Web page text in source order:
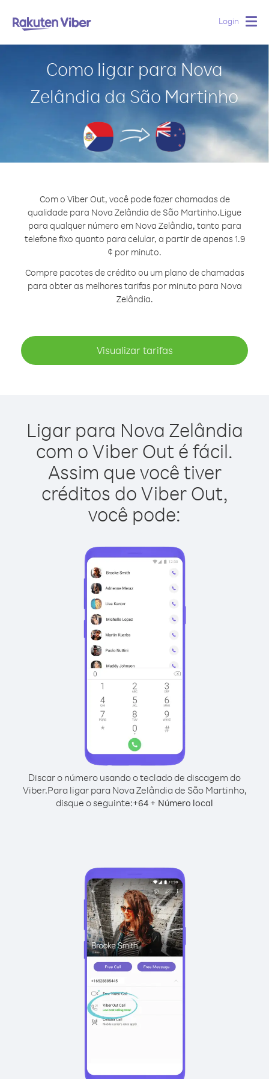
Login
Como ligar para Nova
Zelândia da São Martinho
Com o Viber Out, você pode fazer chamadas de
qualidade para Nova Zelândia de São Martinho.Ligue
para qualquer número em Nova Zelândia, tanto para
telefone fixo quanto para celular, a partir de apenas 1.9
¢ por minuto.
Compre pacotes de crédito ou um plano de chamadas
para obter as melhores tarifas por minuto para Nova
Zelândia.
Visualizar tarifas
Ligar para Nova Zelândia
com o Viber Out é fácil.
Assim que você tiver
créditos do Viber Out,
você pode:
Discar o número usando o teclado de discagem do
Viber.Para ligar para Nova Zelândia de São Martinho,
disque o seguinte:+64 + Número local